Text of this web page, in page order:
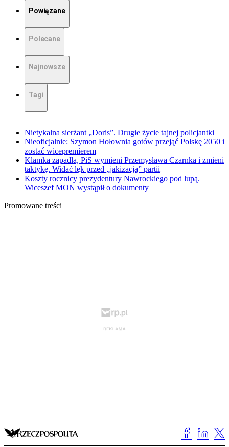
Powiązane
Polecane
Najnowsze
Tagi
Nietykalna sierżant „Doris”. Drugie życie tajnej policjantki
Nieoficjalnie: Szymon Hołownia gotów przejąć Polskę 2050 i
zostać wicepremierem
Klamka zapadła, PiS wymieni Przemysława Czarnka i zmieni
taktykę. Widać lęk przed „jakizacją” partii
Koszty rocznicy prezydentury Nawrockiego pod lupą.
Wiceszef MON wystąpił o dokumenty
Promowane treści